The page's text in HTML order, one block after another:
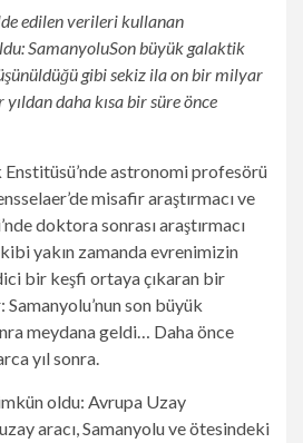
edilen verileri kullanan
SamanyoluSon büyük galaktik
gibi sekiz ila on bir milyar
daha kısa bir süre önce
astronomi profesörü
misafir araştırmacı ve
doktora sonrası araştırmacı
yakın zamanda evrenimizin
bir keşfi ortaya çıkaran bir
Samanyolu’nun son büyük
meydana geldi… Daha önce
yıl sonra.
oldu: Avrupa Uzay
uzay aracı, Samanyolu ve ötesindeki